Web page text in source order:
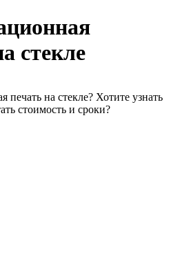
стекле
печать на стекле? Хотите узнать
стоимость и сроки?